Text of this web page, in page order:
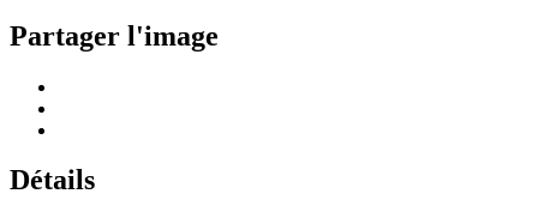
Partager l'image
Détails